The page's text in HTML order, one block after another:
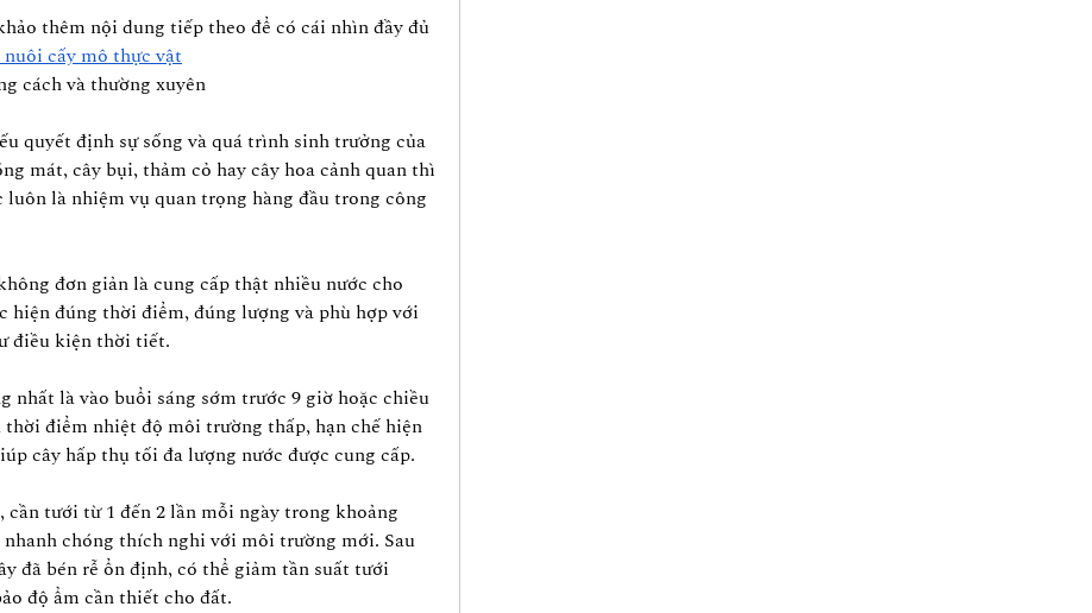
thêm nội dung tiếp theo để có cái nhìn đầy đủ
cấy mô thực vật
cách và thường xuyên
quyết định sự sống và quá trình sinh trưởng của
mát, cây bụi, thảm cỏ hay cây hoa cảnh quan thì
luôn là nhiệm vụ quan trọng hàng đầu trong công
đơn giản là cung cấp thật nhiều nước cho
hiện đúng thời điểm, đúng lượng và phù hợp với
điều kiện thời tiết.
nhất là vào buổi sáng sớm trước 9 giờ hoặc chiều
thời điểm nhiệt độ môi trường thấp, hạn chế hiện
cây hấp thụ tối đa lượng nước được cung cấp.
tưới từ 1 đến 2 lần mỗi ngày trong khoảng
chóng thích nghi với môi trường mới. Sau
đã bén rễ ổn định, có thể giảm tần suất tưới
độ ẩm cần thiết cho đất.